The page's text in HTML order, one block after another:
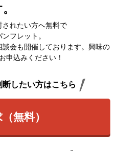
されたい方へ無料で
フレット。
会も開催しております。興味の
申込みください！
したい方はこちら
無料）